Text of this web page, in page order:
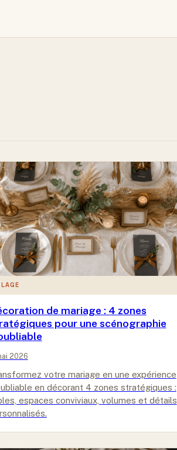
de mariage : 4 zones
pour une scénographie
2026
votre mariage en une expérience
en décorant 4 zones stratégiques :
espaces conviviaux, volumes et détails